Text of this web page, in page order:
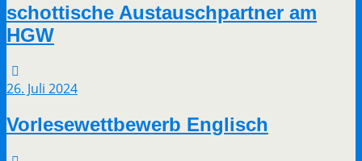
schottische Austauschpartner am
HGW
26. Juli 2024
Vorlesewettbewerb Englisch